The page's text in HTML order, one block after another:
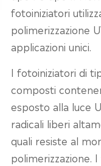
fotoiniziatori
polimerizzazione
applicazioni unici.
I fotoiniziatori di
composti
esposto alla luce
radicali liberi
quali resiste al
polimerizzazione.